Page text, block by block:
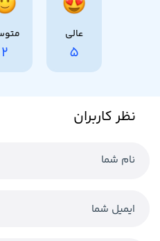
عالی
5
2
نظر کاربران